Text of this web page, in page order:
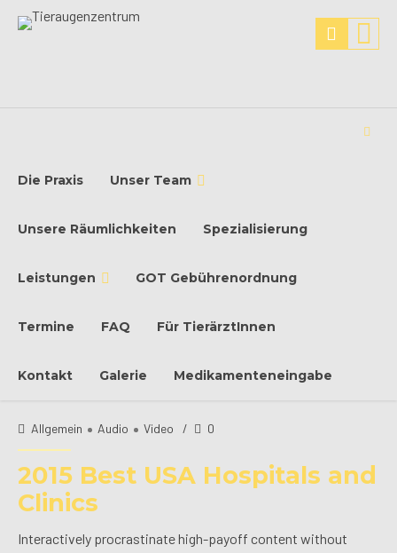
Die Praxis Unser Team
Unsere Räumlichkeiten Spezialisierung
Leistungen GOT Gebührenordnung
Termine FAQ Für TierärztInnen
Kontakt Galerie Medikamenteneingabe
Allgemein Audio Video 0
2015 Best USA Hospitals and
Clinics
Interactively procrastinate high-payoff content without